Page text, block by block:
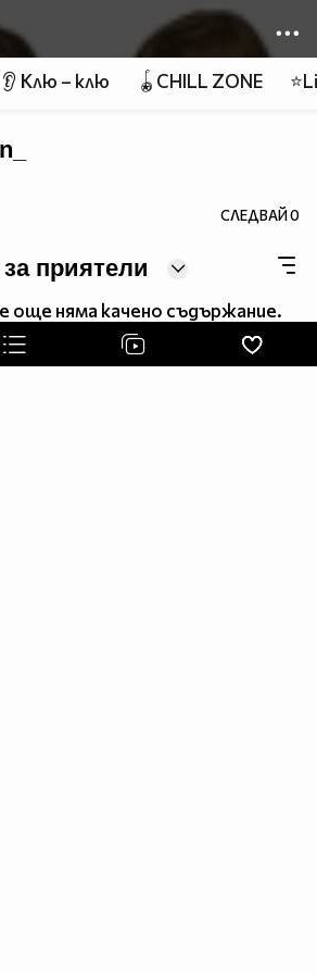
👂 Клю – клю 🪀CHILL ZONE
СЛЕДВАЙ0
приятели
няма качено съдържание.